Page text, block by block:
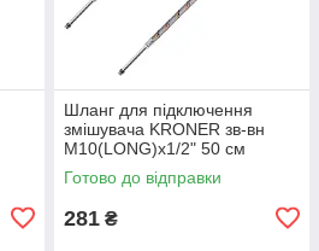
Шланг для підключення
змішувача KRONER зв-вн
M10(LONG)x1/2" 50 см
297365 CV036714
Готово до відправки
281 ₴